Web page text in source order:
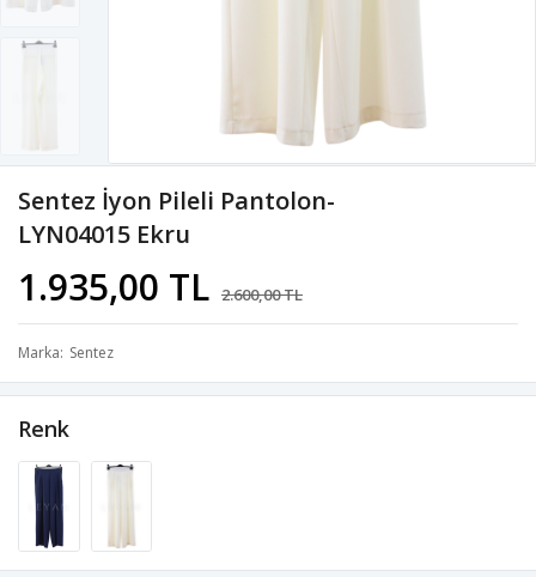
Sentez İyon Pileli Pantolon-
LYN04015 Ekru
1.935,00 TL 2.600,00 TL
Marka Sentez
Renk